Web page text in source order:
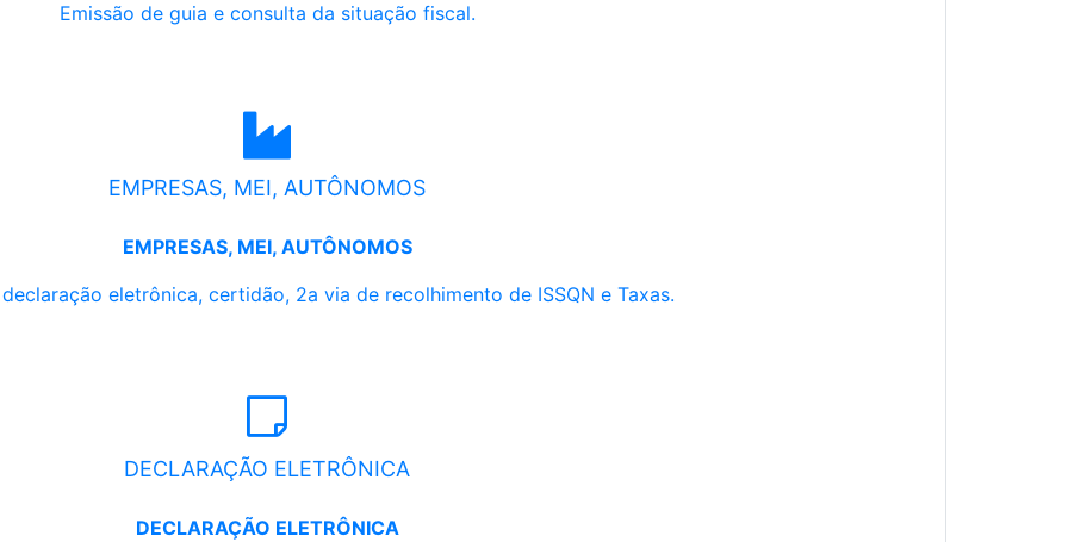
Emissão de guia e consulta da situação fiscal.
EMPRESAS, MEI, AUTÔNOMOS
EMPRESAS, MEI, AUTÔNOMOS
eletrônica, certidão, 2a via de recolhimento de ISSQN e Taxas.
DECLARAÇÃO ELETRÔNICA
DECLARAÇÃO ELETRÔNICA